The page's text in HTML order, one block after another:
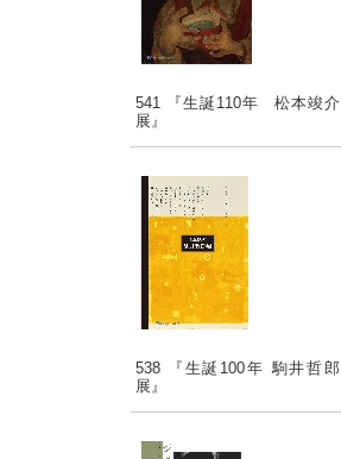
541 『生誕110年 松本竣介
展』
538 『生誕100年 駒井哲郎
展』